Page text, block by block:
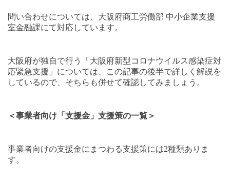
問い合わせについては、大阪府商工労働部 中小企業支援
室金融課にて対応しています。
大阪府が独自で行う「大阪府新型コロナウイルス感染症対
応緊急支援」については、この記事の後半で詳しく解説を
しているので、そちらも併せて確認してみましょう。
＜事業者向け「支援金」支援策の一覧＞
事業者向けの支援金にまつわる支援策には2種類ありま
す。